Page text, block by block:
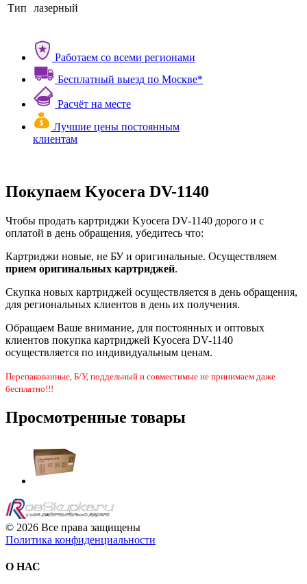
Тип
лазерный
Работаем со всеми регионами
Бесплатный выезд по Москве*
Расчёт на месте
Лучшие цены постоянным
клиентам
Покупаем Kyocera DV-1140
Чтобы продать картриджи Kyocera DV-1140 дорого и с
оплатой в день обращения, убедитесь что:
Картриджи новые, не БУ и оригинальные. Осуществляем
прием оригинальных картриджей.
Скупка новых картриджей осуществляется в день обращения,
для региональных клиентов в день их получения.
Обращаем Ваше внимание, для постоянных и оптовых
клиентов покупка картриджей Kyocera DV-1140
осуществляется по индивидуальным ценам.
Перепакованные, Б/У, поддельный и совместимые не принимаем даже
бесплатно!!!
Просмотренные товары
© 2026 Все права защищены
Политика конфиденциальности
О НАС